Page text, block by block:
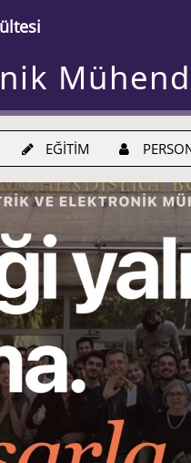
EĞİTİM